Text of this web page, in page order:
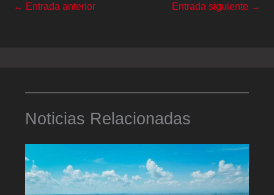
← Entrada anterior Entrada siguiente →
Noticias Relacionadas